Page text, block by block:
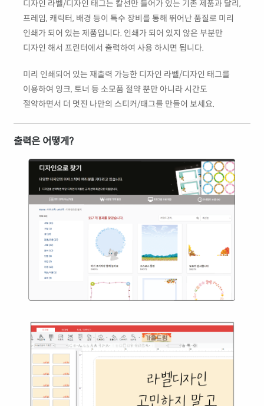
디자인 라벨/디자인 태그는 칼선만 들어가 있는 기존 제품과 달리,
프레임, 캐릭터, 배경 등이 특수 장비를 통해 뛰어난 품질로 미리
인쇄가 되어 있는 제품입니다. 인쇄가 되어 있지 않은 부분만
디자인 해서 프린터에서 출력하여 사용 하시면 됩니다.
미리 인쇄되어 있는 재출력 가능한 디자인 라벨/디자인 태그를
이용하여 잉크, 토너 등 소모품 절약 뿐만 아니라 시간도
절약하면서 더 멋진 나만의 스티커/태그를 만들어 보세요.
출력은 어떻게?